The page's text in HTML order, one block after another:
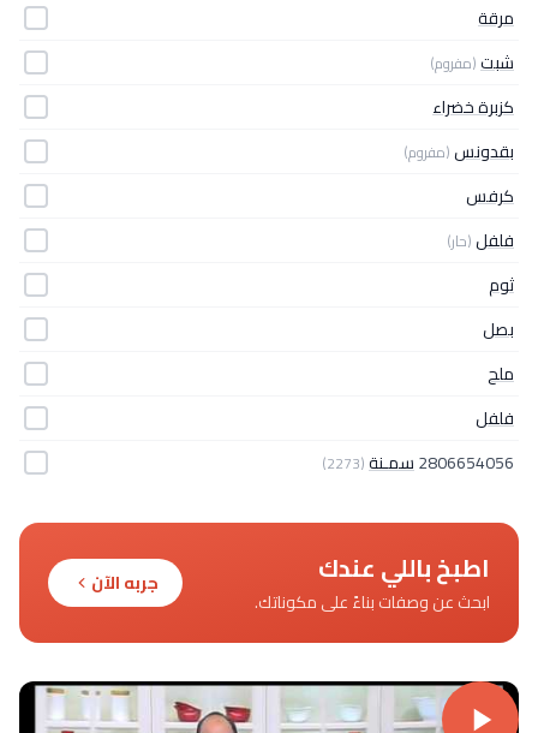
مرقة
شبت(مفروم)
كزبرة خضراء
بقدونس(مفروم)
كرفس
فلفل(حار)
ثوم
بصل
ملح
فلفل
2806654056سمـنة(2273)
اطبخ باللي عندك
ابحث عن وصفات بناءً على مكوناتك.
جربه الآن